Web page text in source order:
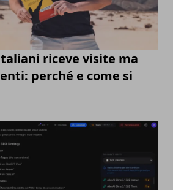
riceve visite ma
perché e come si